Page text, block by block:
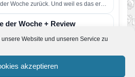
Website und unseren Service zu
akzeptieren
Woche zurück. Und weil es das erste
der Woche + Review
Super Mario 3D Land durchgespielt
ins Pilzkönigreich: